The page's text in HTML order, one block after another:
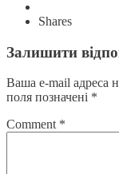
Shares
Залишити
Ваша e-mail адреса
поля позначені *
Comment *